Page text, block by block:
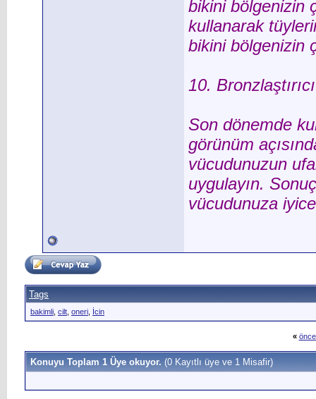
bikini bölgenizin
kullanarak
bikini bölgenizin
10.
Son dönemde
görünüm
vücudunuzun
uygulayın.
vücudunuza
Tags
bakimli cilt oneri İcin
«
Konuyu Toplam 1 Üye okuyor. (0 Kayıtlı üye ve 1 Misafir)